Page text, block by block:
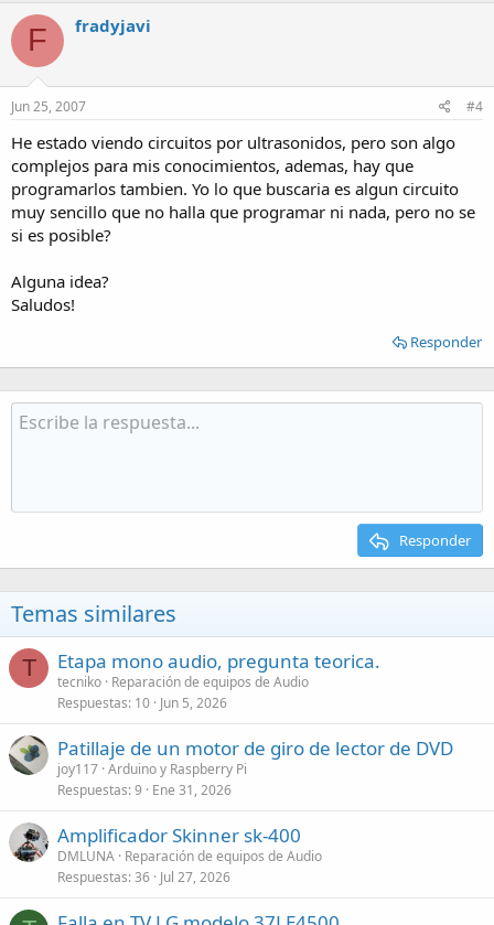
F fradyjavi
Jun 25, 2007 #4
He estado viendo circuitos por ultrasonidos, pero son algo
complejos para mis conocimientos, ademas, hay que
programarlos tambien. Yo lo que buscaria es algun circuito
muy sencillo que no halla que programar ni nada, pero no se
si es posible?
Alguna idea?
Saludos!
Responder
Responder
Temas similares
T Etapa mono audio, pregunta teorica.
tecniko Reparación de equipos de Audio
Respuestas 10 Jun 5, 2026
Patillaje de un motor de giro de lector de DVD
joy117 Arduino y Raspberry Pi
Respuestas 9 Ene 31, 2026
Amplificador Skinner sk-400
DMLUNA Reparación de equipos de Audio
Respuestas 36 Jul 27, 2026